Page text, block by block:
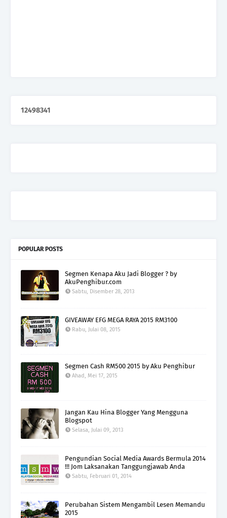
12498341
POPULAR POSTS
Segmen Kenapa Aku Jadi Blogger ? by
AkuPenghibur.com
Sabtu, Disember 28, 2013
GIVEAWAY EFG MEGA RAYA 2015 RM3100
Rabu, Julai 08, 2015
Segmen Cash RM500 2015 by Aku Penghibur
Ahad, Mei 17, 2015
Jangan Kau Hina Blogger Yang Mengguna
Blogspot
Selasa, Julai 09, 2013
Pengundian Social Media Awards Bermula 2014
!!! Jom Laksanakan Tanggungjawab Anda
Sabtu, Februari 01, 2014
Perubahan Sistem Mengambil Lesen Memandu
2015